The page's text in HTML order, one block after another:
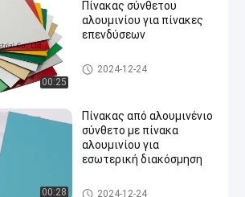
00:25
Πίνακας σύνθετου
αλουμινίου για πίνακες
επενδύσεων
Σύνθετο πάνελ αλουμινίου
2024-12-24
00:28
Πίνακας από αλουμινένιο
σύνθετο με πίνακα
αλουμινίου για
εσωτερική διακόσμηση
Σύνθετο πάνελ αλουμινίου
2024-12-24